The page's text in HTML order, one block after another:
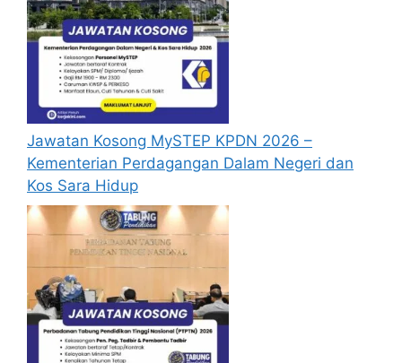
mengisi segala maklumat yang diminta
dengan lengkap dan tepat.
Perlu diingatkan, hanya pemohon yang
layak sahaja akan dipanggil ke
temuduga. Sila lengkapkan dan
kemaskini maklumat anda yang telah
didaftarkan. Permohonan yang tidak
menerima sebarang jawapan selepas
dari tarikh iklan ditutup hendaklah
menganggap permohonan mereka tidak
berjaya.
Mohon Online
Jawatan Kosong MySTEP KPDN 2026 –
Kementerian Perdagangan Dalam Negeri dan
Kos Sara Hidup